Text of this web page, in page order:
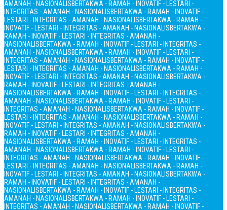
AMANAH - NASIONALISBERTAKWA - RAMAH - INOVATIF - LESTARI -
INTEGRITAS - AMANAH - NASIONALISBERTAKWA - RAMAH - INOVATIF -
LESTARI - INTEGRITAS - AMANAH - NASIONALISBERTAKWA - RAMAH -
INOVATIF - LESTARI - INTEGRITAS - AMANAH - NASIONALISBERTAKWA -
RAMAH - INOVATIF - LESTARI - INTEGRITAS - AMANAH -
NASIONALISBERTAKWA - RAMAH - INOVATIF - LESTARI - INTEGRITAS -
AMANAH - NASIONALISBERTAKWA - RAMAH - INOVATIF - LESTARI -
INTEGRITAS - AMANAH - NASIONALISBERTAKWA - RAMAH - INOVATIF -
LESTARI - INTEGRITAS - AMANAH - NASIONALISBERTAKWA - RAMAH -
INOVATIF - LESTARI - INTEGRITAS - AMANAH - NASIONALISBERTAKWA -
RAMAH - INOVATIF - LESTARI - INTEGRITAS - AMANAH -
NASIONALISBERTAKWA - RAMAH - INOVATIF - LESTARI - INTEGRITAS -
AMANAH - NASIONALISBERTAKWA - RAMAH - INOVATIF - LESTARI -
INTEGRITAS - AMANAH - NASIONALISBERTAKWA - RAMAH - INOVATIF -
LESTARI - INTEGRITAS - AMANAH - NASIONALISBERTAKWA - RAMAH -
INOVATIF - LESTARI - INTEGRITAS - AMANAH - NASIONALISBERTAKWA -
RAMAH - INOVATIF - LESTARI - INTEGRITAS - AMANAH -
NASIONALISBERTAKWA - RAMAH - INOVATIF - LESTARI - INTEGRITAS -
AMANAH - NASIONALISBERTAKWA - RAMAH - INOVATIF - LESTARI -
INTEGRITAS - AMANAH - NASIONALISBERTAKWA - RAMAH - INOVATIF -
LESTARI - INTEGRITAS - AMANAH - NASIONALISBERTAKWA - RAMAH -
INOVATIF - LESTARI - INTEGRITAS - AMANAH - NASIONALISBERTAKWA -
RAMAH - INOVATIF - LESTARI - INTEGRITAS - AMANAH -
NASIONALISBERTAKWA - RAMAH - INOVATIF - LESTARI - INTEGRITAS -
AMANAH - NASIONALISBERTAKWA - RAMAH - INOVATIF - LESTARI -
INTEGRITAS - AMANAH - NASIONALISBERTAKWA - RAMAH - INOVATIF -